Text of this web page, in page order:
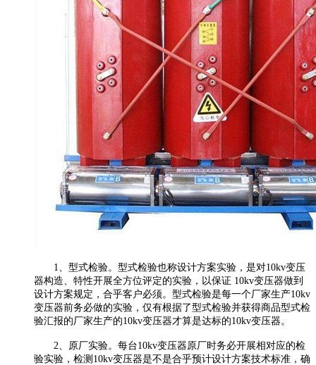
1、型式检验。型式检验也称设计方案实验，是对10kv变压
器构造、特性开展全方位评定的实验，以保证 10kv变压器做到
设计方案规定，合乎客户必须。型式检验是每一个厂家生产10kv
变压器前务必做的实验，仅有根据了型式检验并获得商品型式检
验汇报的厂家生产的10kv变压器才算是达标的10kv变压器。
2、原厂实验。每台10kv变压器原厂时务必开展相对应的检
验实验，检测10kv变压器是不是合乎预计设计方案技术标准，确